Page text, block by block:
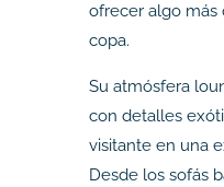
ofrecer algo más
copa.
Su atmósfera
con detalles
visitante en una
Desde los sofás